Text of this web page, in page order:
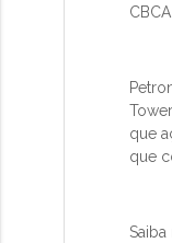
CBCA
que
que